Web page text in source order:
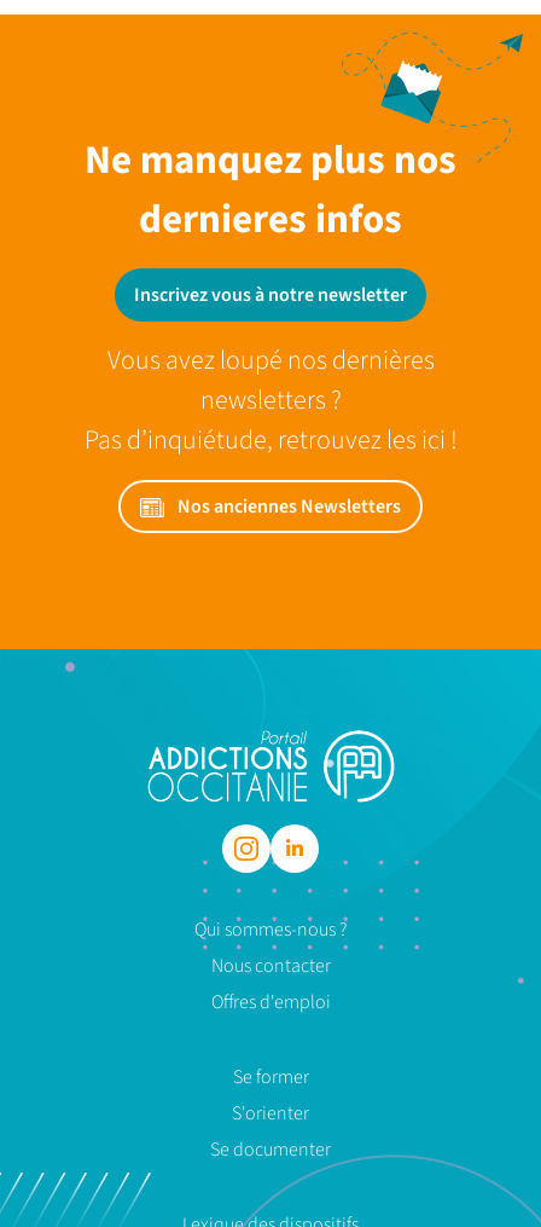
Ne manquez plus nos
dernieres infos
Inscrivez vous à notre newsletter
Vous avez loupé nos dernières
newsletters ?
Pas d’inquiétude, retrouvez les ici !
Nos anciennes Newsletters
Qui sommes-nous ?
Nous contacter
Offres d'emploi
Se former
S'orienter
Se documenter